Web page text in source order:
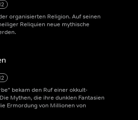
organisierten Religion. Auf seinen
Reliquien neue mythische
bekam den Ruf einer okkult-
Mythen, die ihre dunklen Fantasien
Ermordung von Millionen von